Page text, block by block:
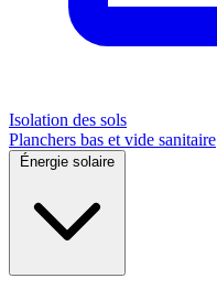
Isolation des sols
Planchers bas et vide sanitaire